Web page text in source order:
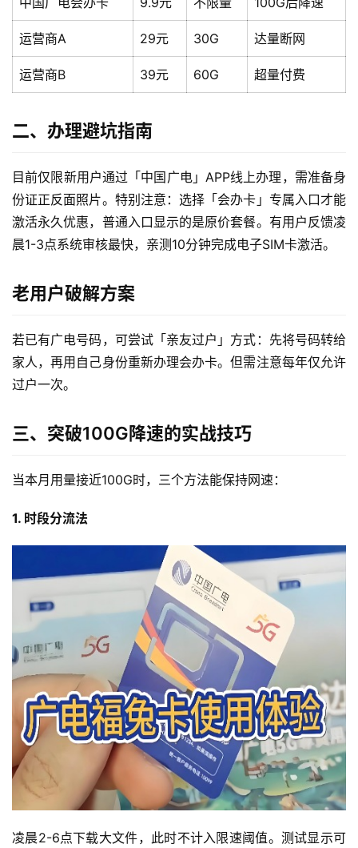
运营商A 29元 30G 达量断网
运营商B 39元 60G 超量付费
二、办理避坑指南
目前仅限新用户通过「中国广电」APP线上办理，需准备身
份证正反面照片。特别注意：选择「会办卡」专属入口才能
激活永久优惠，普通入口显示的是原价套餐。有用户反馈凌
晨1-3点系统审核最快，亲测10分钟完成电子SIM卡激活。
老用户破解方案
若已有广电号码，可尝试「亲友过户」方式：先将号码转给
家人，再用自己身份重新办理会办卡。但需注意每年仅允许
过户一次。
三、突破100G降速的实战技巧
当本月用量接近100G时，三个方法能保持网速：
1. 时段分流法
凌晨2-6点下载大文件，此时不计入限速阈值。测试显示可